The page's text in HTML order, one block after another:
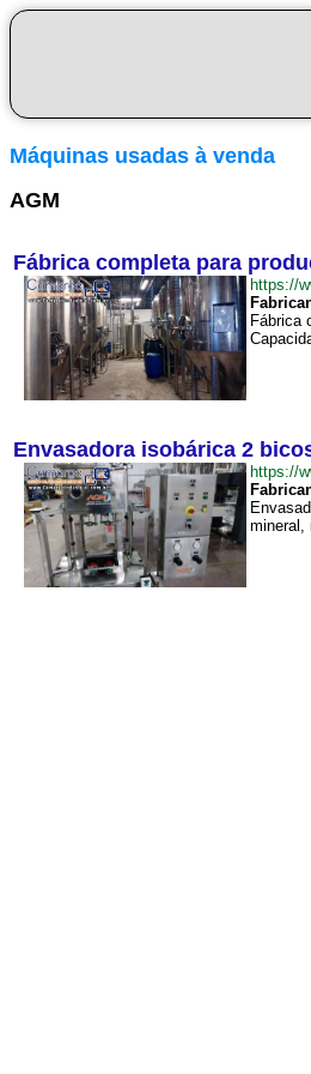
Máquinas usadas à venda
AGM
Fábrica completa para
https://
Fábrica
Envasadora isobárica 2
https://
mineral,